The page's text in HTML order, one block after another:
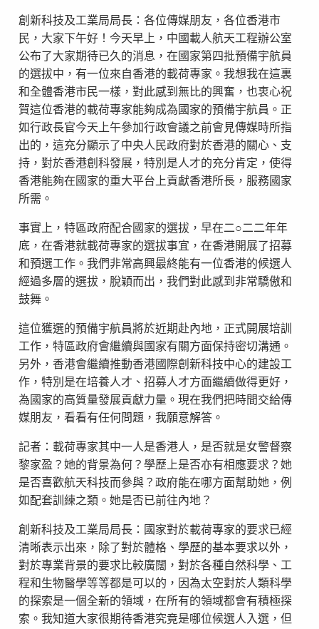
創新科技及工業局局長：各位傳媒朋友，各位香港市
民，大家下午好！今天早上，中國載人航天工程辦公室
公布了大家期待已久的消息，在國家第四批預備宇航員
的選拔中，有一位來自香港的載荷專家。我想我在這裏
和全體香港市民一樣，對此感到無比的興奮，也衷心祝
賀這位香港的載荷專家能夠成為國家的預備宇航員。正
如行政長官今天上午參加行政會議之前會見傳媒時所指
出的，這充分顯示了中央人民政府對於香港的關心、支
持，對於香港創科發展，特別是人才的充分肯定，使得
香港能夠在國家的重大平台上貢獻香港所長，服務國家
所需。
事實上，特區政府配合國家的選拔，早在二○二二年年
底，在香港就載荷專家的選拔事宜，在香港開展了招募
和預選工作。我們非常高興最終能有一位香港的候選人
經過多層的選拔，脫穎而出，我們對此感到非常驕傲和
鼓舞。
這位獲選的預備宇航員將於近期赴內地，正式開展培訓
工作，特區政府會繼續與國家有關方面保持密切溝通。
另外，香港會繼續推動香港國際創新科技中心的建設工
作，特別是在培養人才、招募人才方面繼續做得更好，
為國家的高質量發展貢獻力量。現在我們把時間交給傳
媒朋友，看看有任何問題，我願意解答。
記者：載荷專家其中一人是香港人，是否就是女警督察
黎家盈？她的背景為何？學歷上是否亦有相應要求？她
是否喜歡航天科技而參與？政府能在哪方面幫助她，例
如配套訓練之類。她是否已前往內地？
創新科技及工業局局長：國家對於載荷專家的要求已經
清晰表示出來，除了對於體格、學歷的基本要求以外，
對於專業背景的要求比較廣闊，對於各種自然科學、工
程和生物醫學等等都是可以的，因為太空對於人類科學
的探索是一個全新的領域，在所有的領域都會有積極探
索。我知道大家很期待香港究竟是哪位候選人入選，但